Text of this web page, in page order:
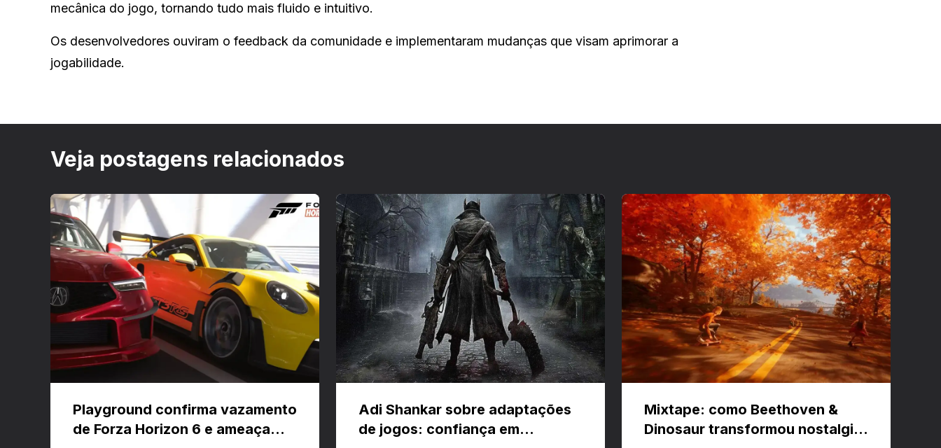
mecânica do jogo, tornando tudo mais fluido e intuitivo.
Os desenvolvedores ouviram o feedback da comunidade e implementaram mudanças que visam aprimorar a
jogabilidade.
Veja postagens relacionados
Playground confirma vazamento
de Forza Horizon 6 e ameaça
Adi Shankar sobre adaptações
de jogos: confiança em
Mixtape: como Beethoven &
Dinosaur transformou nostalgia